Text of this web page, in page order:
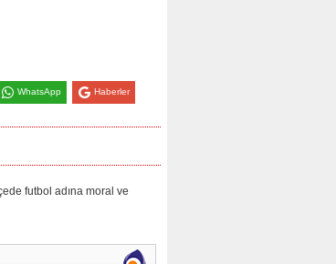
WhatsApp Haberler
futbol adına moral ve